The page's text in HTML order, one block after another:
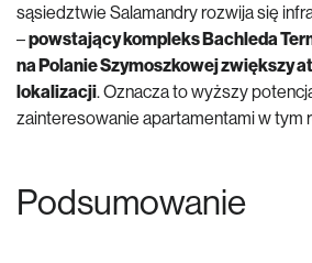
sąsiedztwie Salamandry rozwija się
–powstający kompleks Bachleda
na Polanie Szymoszkowej zwiększy
lokalizacji. Oznacza to wyższy
zainteresowanie apartamentami w tym
Podsumowanie